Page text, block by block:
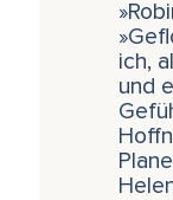
ich,
und